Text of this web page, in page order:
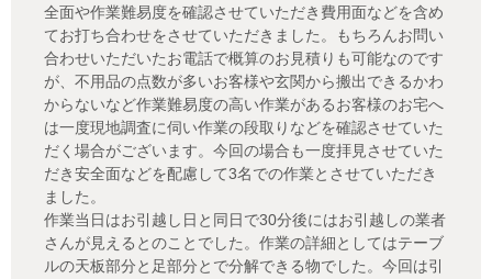
全面や作業難易度を確認させていただき費用面などを含め
てお打ち合わせをさせていただきました。もちろんお問い
合わせいただいたお電話で概算のお見積りも可能なのです
が、不用品の点数が多いお客様や玄関から搬出できるかわ
からないなど作業難易度の高い作業があるお客様のお宅へ
は一度現地調査に伺い作業の段取りなどを確認させていた
だく場合がございます。今回の場合も一度拝見させていた
だき安全面などを配慮して3名での作業とさせていただき
ました。
作業当日はお引越し日と同日で30分後にはお引越しの業者
さんが見えるとのことでした。作業の詳細としてはテーブ
ルの天板部分と足部分とで分解できる物でした。今回は引